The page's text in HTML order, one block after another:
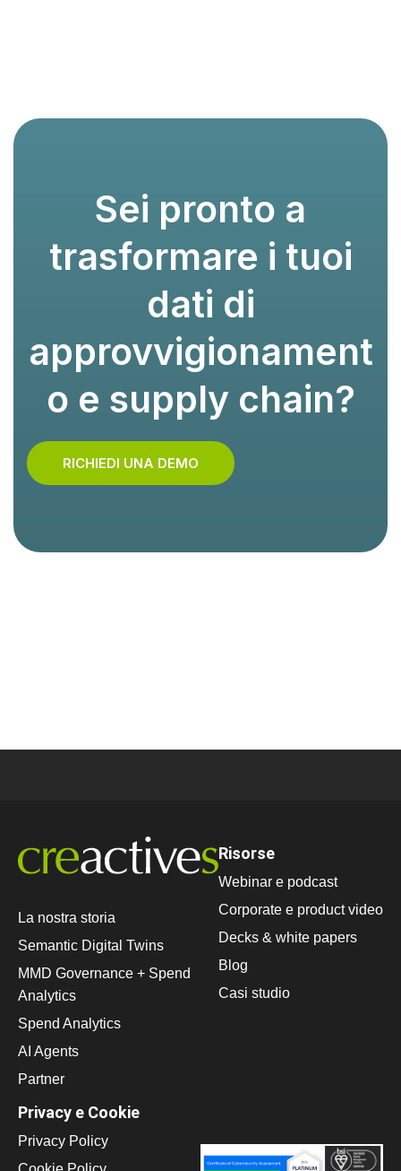
Sei pronto a
trasformare i tuoi
dati di
approvvigionament
o e supply chain?
RICHIEDI UNA DEMO
La nostra storia
Semantic Digital Twins
MMD Governance + Spend
Analytics
Spend Analytics
AI Agents
Partner
Risorse
Webinar e podcast
Corporate e product video
Decks & white papers
Blog
Casi studio
Privacy e Cookie
Privacy Policy